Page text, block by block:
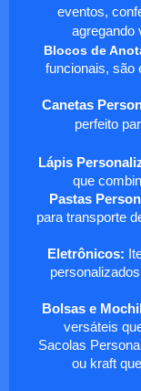
eventos,
agregando
Blocos de
funcionais, são
Canetas
perfeito
Lápis
que
Pastas
para transporte
Eletrônicos:
Bolsas e
versáteis
Sacolas
ou kraft